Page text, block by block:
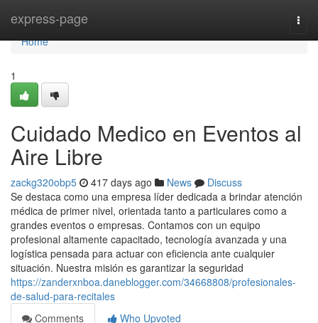
express-page
Home
Home
1
Cuidado Medico en Eventos al
Aire Libre
zackg320obp5 417 days ago News
Discuss
Se destaca como una empresa líder dedicada a brindar atención
médica de primer nivel, orientada tanto a particulares como a
grandes eventos o empresas. Contamos con un equipo
profesional altamente capacitado, tecnología avanzada y una
logística pensada para actuar con eficiencia ante cualquier
situación. Nuestra misión es garantizar la seguridad
https://zanderxnboa.daneblogger.com/34668808/profesionales-
de-salud-para-recitales
Comments
Who Upvoted